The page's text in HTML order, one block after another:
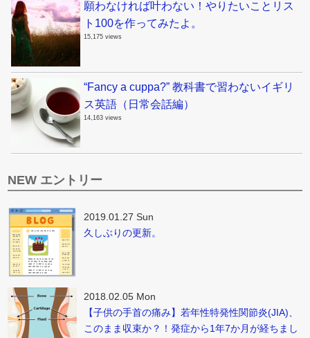
願わなければ叶わない！やりたいことリス
ト100を作ってみたよ。
15,175 views
“Fancy a cuppa?” 教科書で習わないイギリ
ス英語（日常会話編）
14,163 views
NEW エントリー
2019.01.27 Sun
久しぶりの更新。
2018.02.05 Mon
【子供の手首の痛み】若年性特発性関節炎(JIA)、
このまま収束か？！発症から1年7か月が経ちまし